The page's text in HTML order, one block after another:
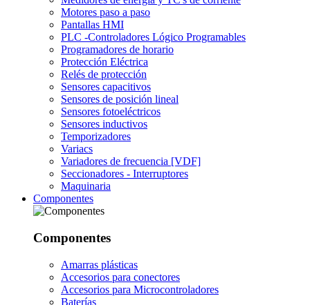
Motores paso a paso
Pantallas HMI
PLC -Controladores Lógico Programables
Programadores de horario
Protección Eléctrica
Relés de protección
Sensores capacitivos
Sensores de posición lineal
Sensores fotoeléctricos
Sensores inductivos
Temporizadores
Variacs
Variadores de frecuencia [VDF]
Seccionadores - Interruptores
Maquinaria
Componentes
Componentes
Amarras plásticas
Accesorios para conectores
Accesorios para Microcontroladores
Baterías